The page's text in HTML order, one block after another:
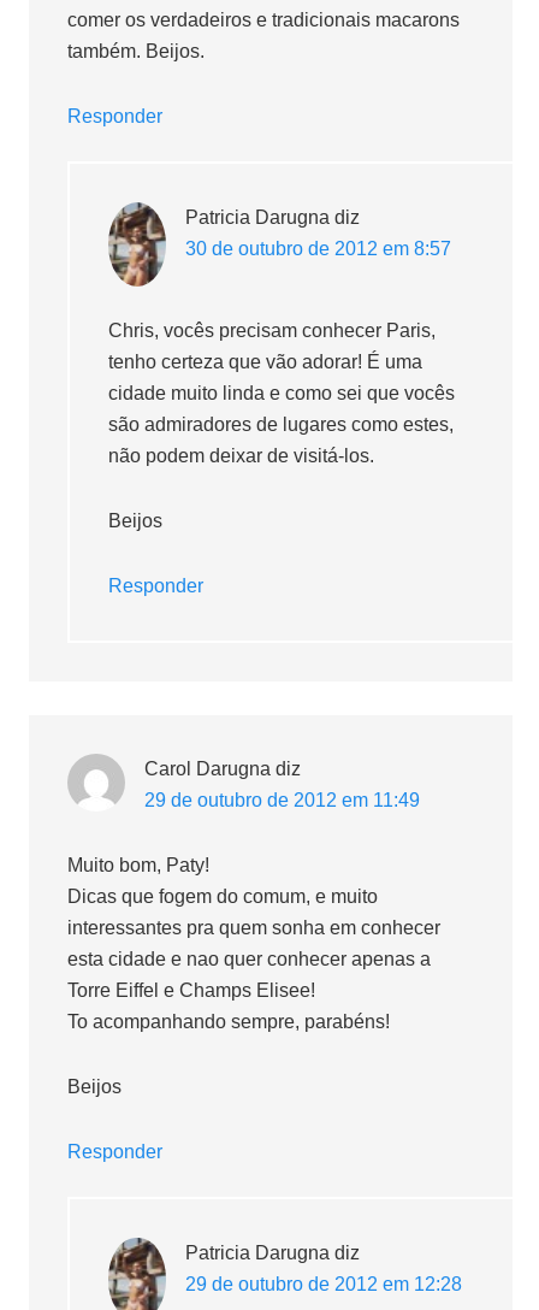
comer os verdadeiros e tradicionais macarons
também. Beijos.
Responder
Patricia Darugna diz
30 de outubro de 2012 em 8:57
Chris, vocês precisam conhecer Paris,
tenho certeza que vão adorar! É uma
cidade muito linda e como sei que vocês
são admiradores de lugares como estes,
não podem deixar de visitá-los.
Beijos
Responder
Carol Darugna diz
29 de outubro de 2012 em 11:49
Muito bom, Paty!
Dicas que fogem do comum, e muito
interessantes pra quem sonha em conhecer
esta cidade e nao quer conhecer apenas a
Torre Eiffel e Champs Elisee!
To acompanhando sempre, parabéns!
Beijos
Responder
Patricia Darugna diz
29 de outubro de 2012 em 12:28